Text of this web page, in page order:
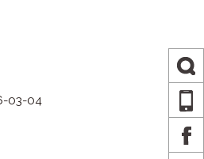
03-04